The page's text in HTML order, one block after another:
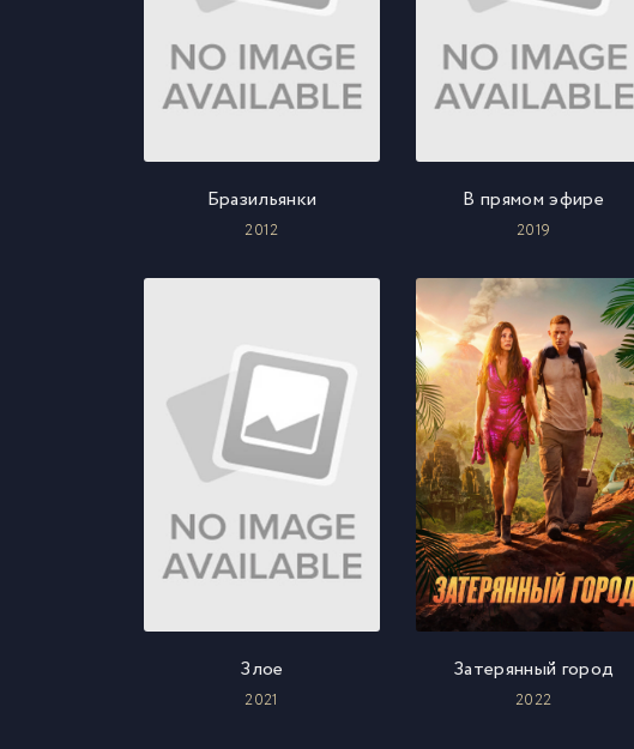
Бразильянки
2012
В прямом эфире
2019
Злое
2021
Затерянный город
2022